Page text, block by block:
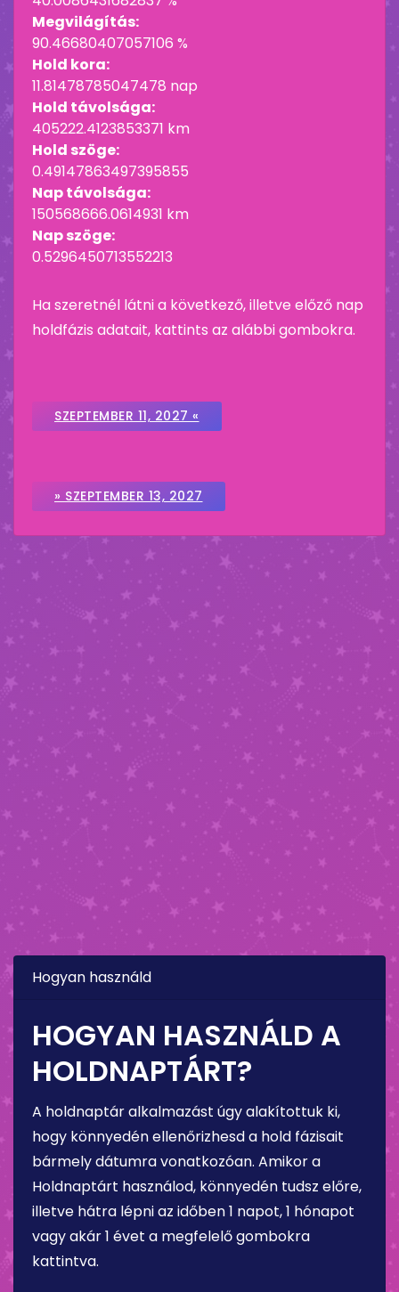
Megvilágítás:
90.46680407057106 %
Hold kora:
11.81478785047478 nap
Hold távolsága:
405222.4123853371 km
Hold szöge:
0.49147863497395855
Nap távolsága:
150568666.0614931 km
Nap szöge:
0.5296450713552213
Ha szeretnél látni a következő, illetve előző nap
holdfázis adatait, kattints az alábbi gombokra.
SZEPTEMBER 11, 2027 «
» SZEPTEMBER 13, 2027
Hogyan használd
HOGYAN HASZNÁLD A
HOLDNAPTÁRT?
A holdnaptár alkalmazást úgy alakítottuk ki,
hogy könnyedén ellenőrizhesd a hold fázisait
bármely dátumra vonatkozóan. Amikor a
Holdnaptárt használod, könnyedén tudsz előre,
illetve hátra lépni az időben 1 napot, 1 hónapot
vagy akár 1 évet a megfelelő gombokra
kattintva.